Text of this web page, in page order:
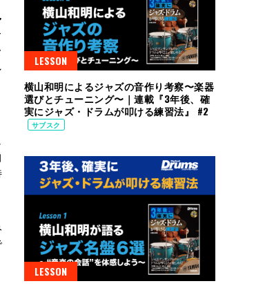
LESSON
横山和明によるジャズの音作り考察〜楽器
選びとチューニング〜｜連載『3年後、確
実にジャズ・ドラムが叩ける練習法』 #2
サブスク
LESSON